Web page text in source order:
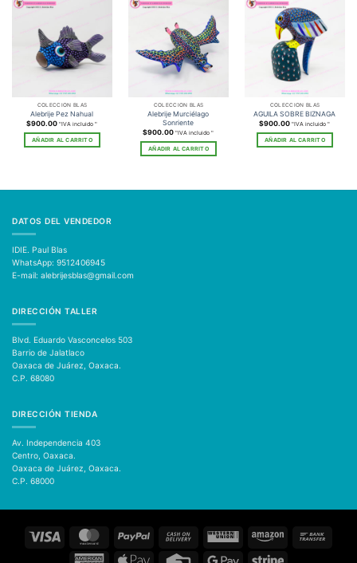
COLECCIÓN BLAS
Alebrije Pez Nahual
$900.00 "IVA incluido "
AÑADIR AL CARRITO
COLECCIÓN BLAS
Alebrije Murciélago
Sonriente
$900.00 "IVA incluido "
AÑADIR AL CARRITO
COLECCIÓN BLAS
AGUILA SOBRE BIZNAGA
$900.00 "IVA incluido "
AÑADIR AL CARRITO
DATOS DEL VENDEDOR
IDIE. Paul Blas
WhatsApp: 9512406945
E-mail: alebrijesblas@gmail.com
DIRECCIÓN TALLER
Blvd. Eduardo Vasconcelos 503
Barrio de Jalatlaco
Oaxaca de Juárez, Oaxaca.
C.P. 68080
DIRECCIÓN TIENDA
Av. Independencia 403
Centro, Oaxaca.
Oaxaca de Juárez, Oaxaca.
C.P. 68000
MasterCard PayPal
Cash
Delivery
Western
Union
Amazon
American
Apple Credit Google Stripe